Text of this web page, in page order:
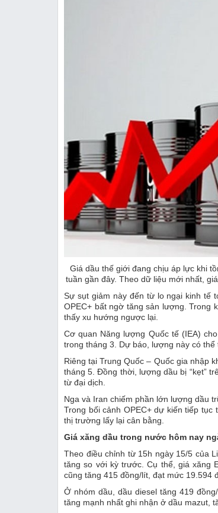
Giá dầu thế giới đang chịu áp lực khi
tuần gần đây. Theo dữ liệu mới nhất,
Sự sụt giảm này đến từ lo ngại kinh tế
OPEC+ bất ngờ tăng sản lượng. Trong
thấy xu hướng ngược lại.
Cơ quan Năng lượng Quốc tế (IEA)
trong tháng 3. Dự báo, lượng này có
Riêng tại Trung Quốc – Quốc gia nhập
tháng 5. Đồng thời, lượng dầu bị “kẹt”
từ đại dịch.
Nga và Iran chiếm phần lớn lượng dầu
Trong bối cảnh OPEC+ dự kiến tiếp
thị trường lấy lại cân bằng.
Giá xăng dầu trong nước hôm nay
Theo điều chỉnh từ 15h ngày 15/5 của
tăng so với kỳ trước. Cụ thể, giá xăng
cũng tăng 415 đồng/lít, đạt mức 19.594
Ở nhóm dầu, dầu diesel tăng 419
tăng mạnh nhất ghi nhận ở dầu mazut,